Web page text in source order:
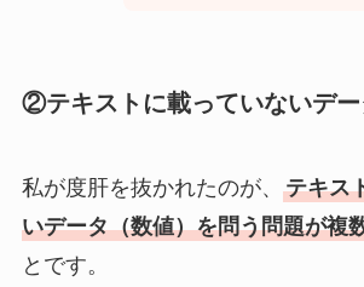
②テキストに載っていないデー
私が度肝を抜かれたのが、 テキス
いデータ（数値）を問う問題が複
とです。